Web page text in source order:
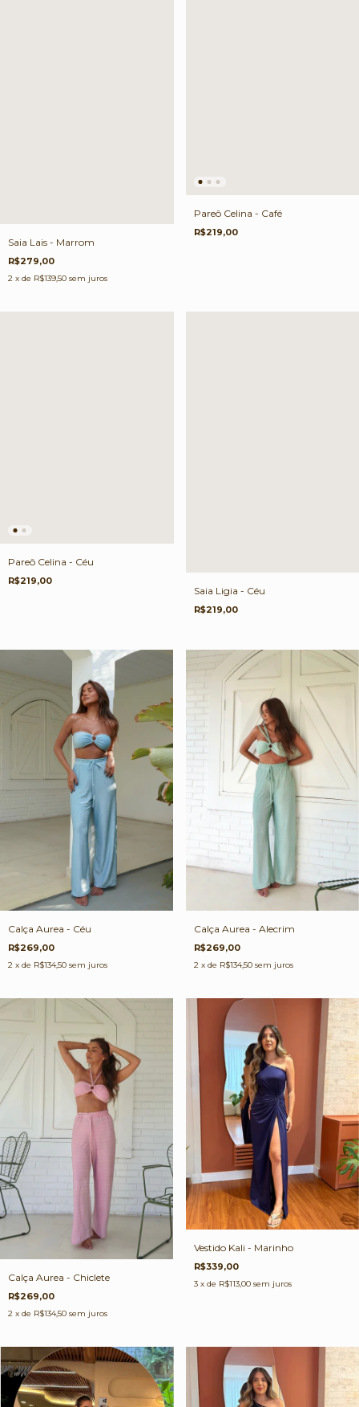
Saia Lais - Marrom
R$279,00
2 x de R$139,50 sem juros
Pareô Celina - Café
R$219,00
Pareô Celina - Céu
R$219,00
Saia Ligia - Céu
R$219,00
Calça Aurea - Céu
R$269,00
2 x de R$134,50 sem juros
Calça Aurea - Alecrim
R$269,00
2 x de R$134,50 sem juros
Calça Aurea - Chiclete
R$269,00
2 x de R$134,50 sem juros
Vestido Kali - Marinho
R$339,00
3 x de R$113,00 sem juros